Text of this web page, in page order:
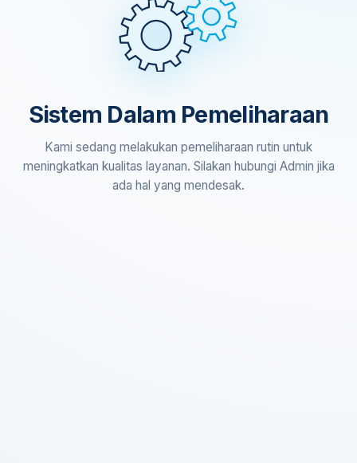
Sistem Dalam Pemeliharaan
Kami sedang melakukan pemeliharaan rutin untuk
meningkatkan kualitas layanan. Silakan hubungi Admin jika
ada hal yang mendesak.